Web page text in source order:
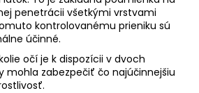
penetrácii všetkými vrstvami
kontrolovanému prieniku sú
účinné.
očí je k dispozícii v dvoch
mohla zabezpečiť čo najúčinnejšiu